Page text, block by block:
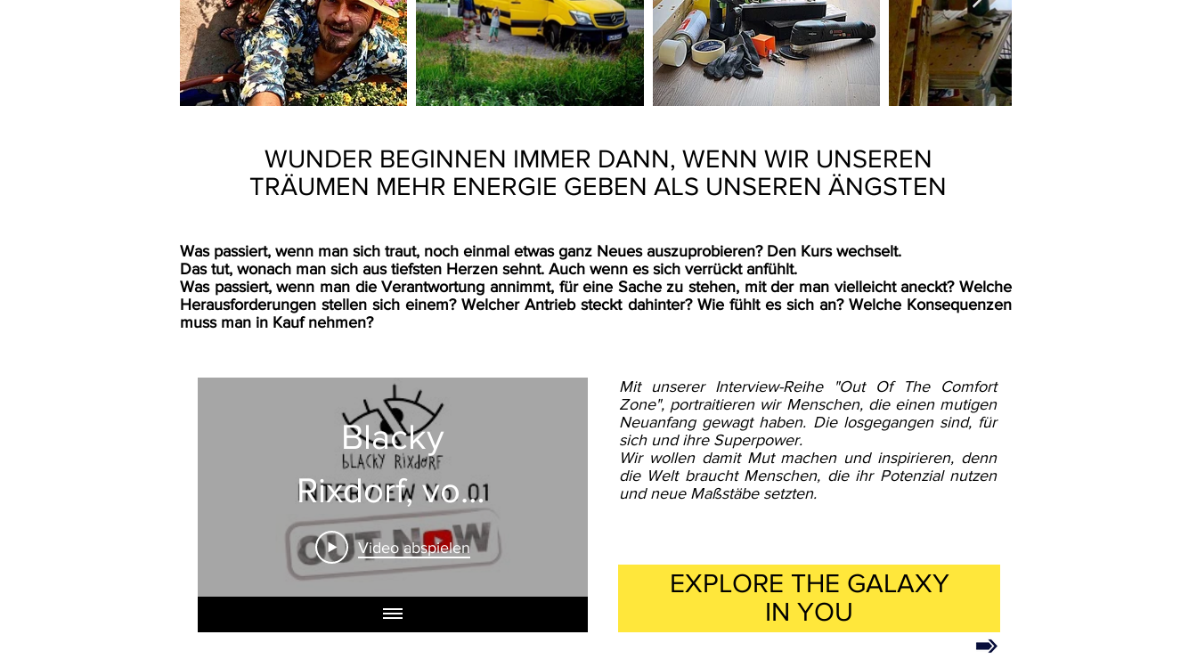
WUNDER BEGINNEN IMMER DANN, WENN WIR UNSEREN
TRÄUMEN MEHR ENERGIE GEBEN ALS UNSEREN ÄNGSTEN
Was passiert, wenn man sich traut, noch einmal etwas ganz Neues auszuprobieren? Den Kurs wechselt.
Das tut, wonach man sich aus tiefsten Herzen sehnt. Auch wenn es sich verrückt anfühlt.
Was passiert, wenn man die Verantwortung annimmt, für eine Sache zu stehen, mit der man vielleicht aneckt? Welche
Herausforderungen stellen sich einem? Welcher Antrieb steckt dahinter? Wie fühlt es sich an? Welche Konsequenzen
muss man in Kauf nehmen?
Blacky
Rixdorf, vom
Psychiater
zum Tattoo
Video abspielen
Project
Flowerfield
Video abspielen
Mit unserer Interview-Reihe "Out Of The Comfort
Zone", portraitieren wir Menschen, die einen mutigen
Neuanfang gewagt haben. Die losgegangen sind, für
sich und ihre Superpower.
Wir wollen damit Mut machen und inspirieren, denn
die Welt braucht Menschen, die ihr Potenzial nutzen
und neue Maßstäbe setzten.
EXPLORE THE GALAXY
IN YOU